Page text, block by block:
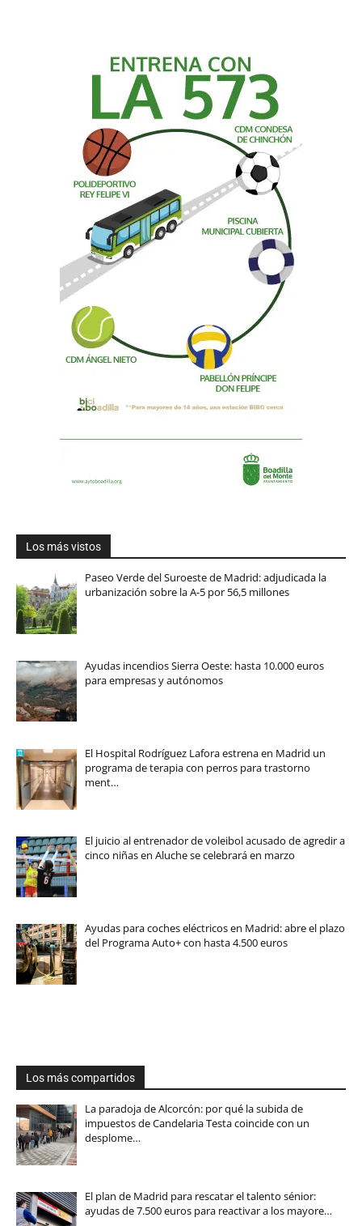
Los más vistos
Paseo Verde del Suroeste de Madrid: adjudicada la
urbanización sobre la A-5 por 56,5 millones
Ayudas incendios Sierra Oeste: hasta 10.000 euros
para empresas y autónomos
El Hospital Rodríguez Lafora estrena en Madrid un
programa de terapia con perros para trastorno
ment…
El juicio al entrenador de voleibol acusado de agredir a
cinco niñas en Aluche se celebrará en marzo
Ayudas para coches eléctricos en Madrid: abre el plazo
del Programa Auto+ con hasta 4.500 euros
Los más compartidos
La paradoja de Alcorcón: por qué la subida de
impuestos de Candelaria Testa coincide con un
desplome…
El plan de Madrid para rescatar el talento sénior:
ayudas de 7.500 euros para reactivar a los mayore…